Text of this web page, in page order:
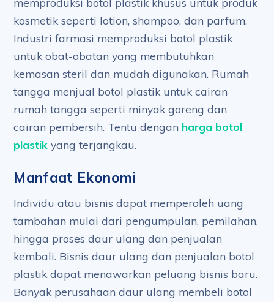
kosmetik seperti lotion, shampoo, dan parfum.
Industri farmasi memproduksi botol plastik
untuk obat-obatan yang membutuhkan
kemasan steril dan mudah digunakan. Rumah
tangga menjual botol plastik untuk cairan
rumah tangga seperti minyak goreng dan
cairan pembersih. Tentu dengan harga botol
plastik yang terjangkau.
Manfaat Ekonomi
Individu atau bisnis dapat memperoleh uang
tambahan mulai dari pengumpulan, pemilahan,
hingga proses daur ulang dan penjualan
kembali. Bisnis daur ulang dan penjualan botol
plastik dapat menawarkan peluang bisnis baru.
Banyak perusahaan daur ulang membeli botol